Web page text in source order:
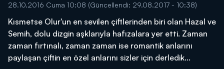
28.10.2016 Cuma 10:08 (Güncellendi: 29.08.2017 - 10:38)
Kısmetse Olur'un en sevilen çiftlerinden biri olan Hazal ve
Semih, dolu dizgin aşklarıyla hafızalara yer etti. Zaman
zaman fırtınalı, zaman zaman ise romantik anlarını
paylaşan çiftin en özel anlarını sizler için derledik...